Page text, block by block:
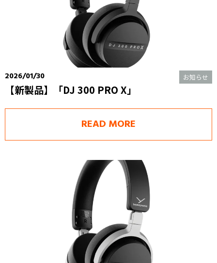
2026/01/30 お知らせ
【新製品】「DJ 300 PRO X」
READ MORE